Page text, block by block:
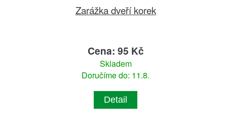
Zarážka dveří korek
Cena: 95 Kč
Skladem
Doručíme do: 11.8.
Detail